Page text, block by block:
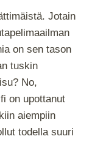
Jotain
on sen tason
tuskin
No,
on upottanut
aiempiin
todella suuri